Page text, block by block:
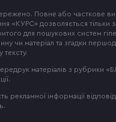
Повне або часткове
«КУРС» дозволяється тільки
для пошукових систем
чи матеріал та згадки
тексту.
матеріалів з рубрики
рекламної інформації